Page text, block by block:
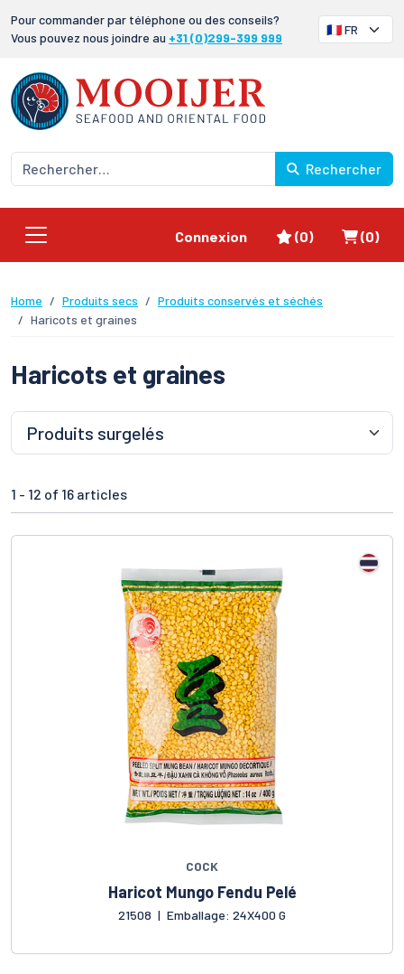
Pour commander par téléphone ou des conseils?
Vous pouvez nous joindre au +31 (0)299-399 999
Rechercher
Connexion Favoris
(0) Panier
(0)
Home Produits secs
Produits conservés et séchés
Haricots et graines
Haricots et graines
1 - 12 of 16 articles
COCK
Haricot Mungo Fendu Pelé
21508 | Emballage: 24X400 G